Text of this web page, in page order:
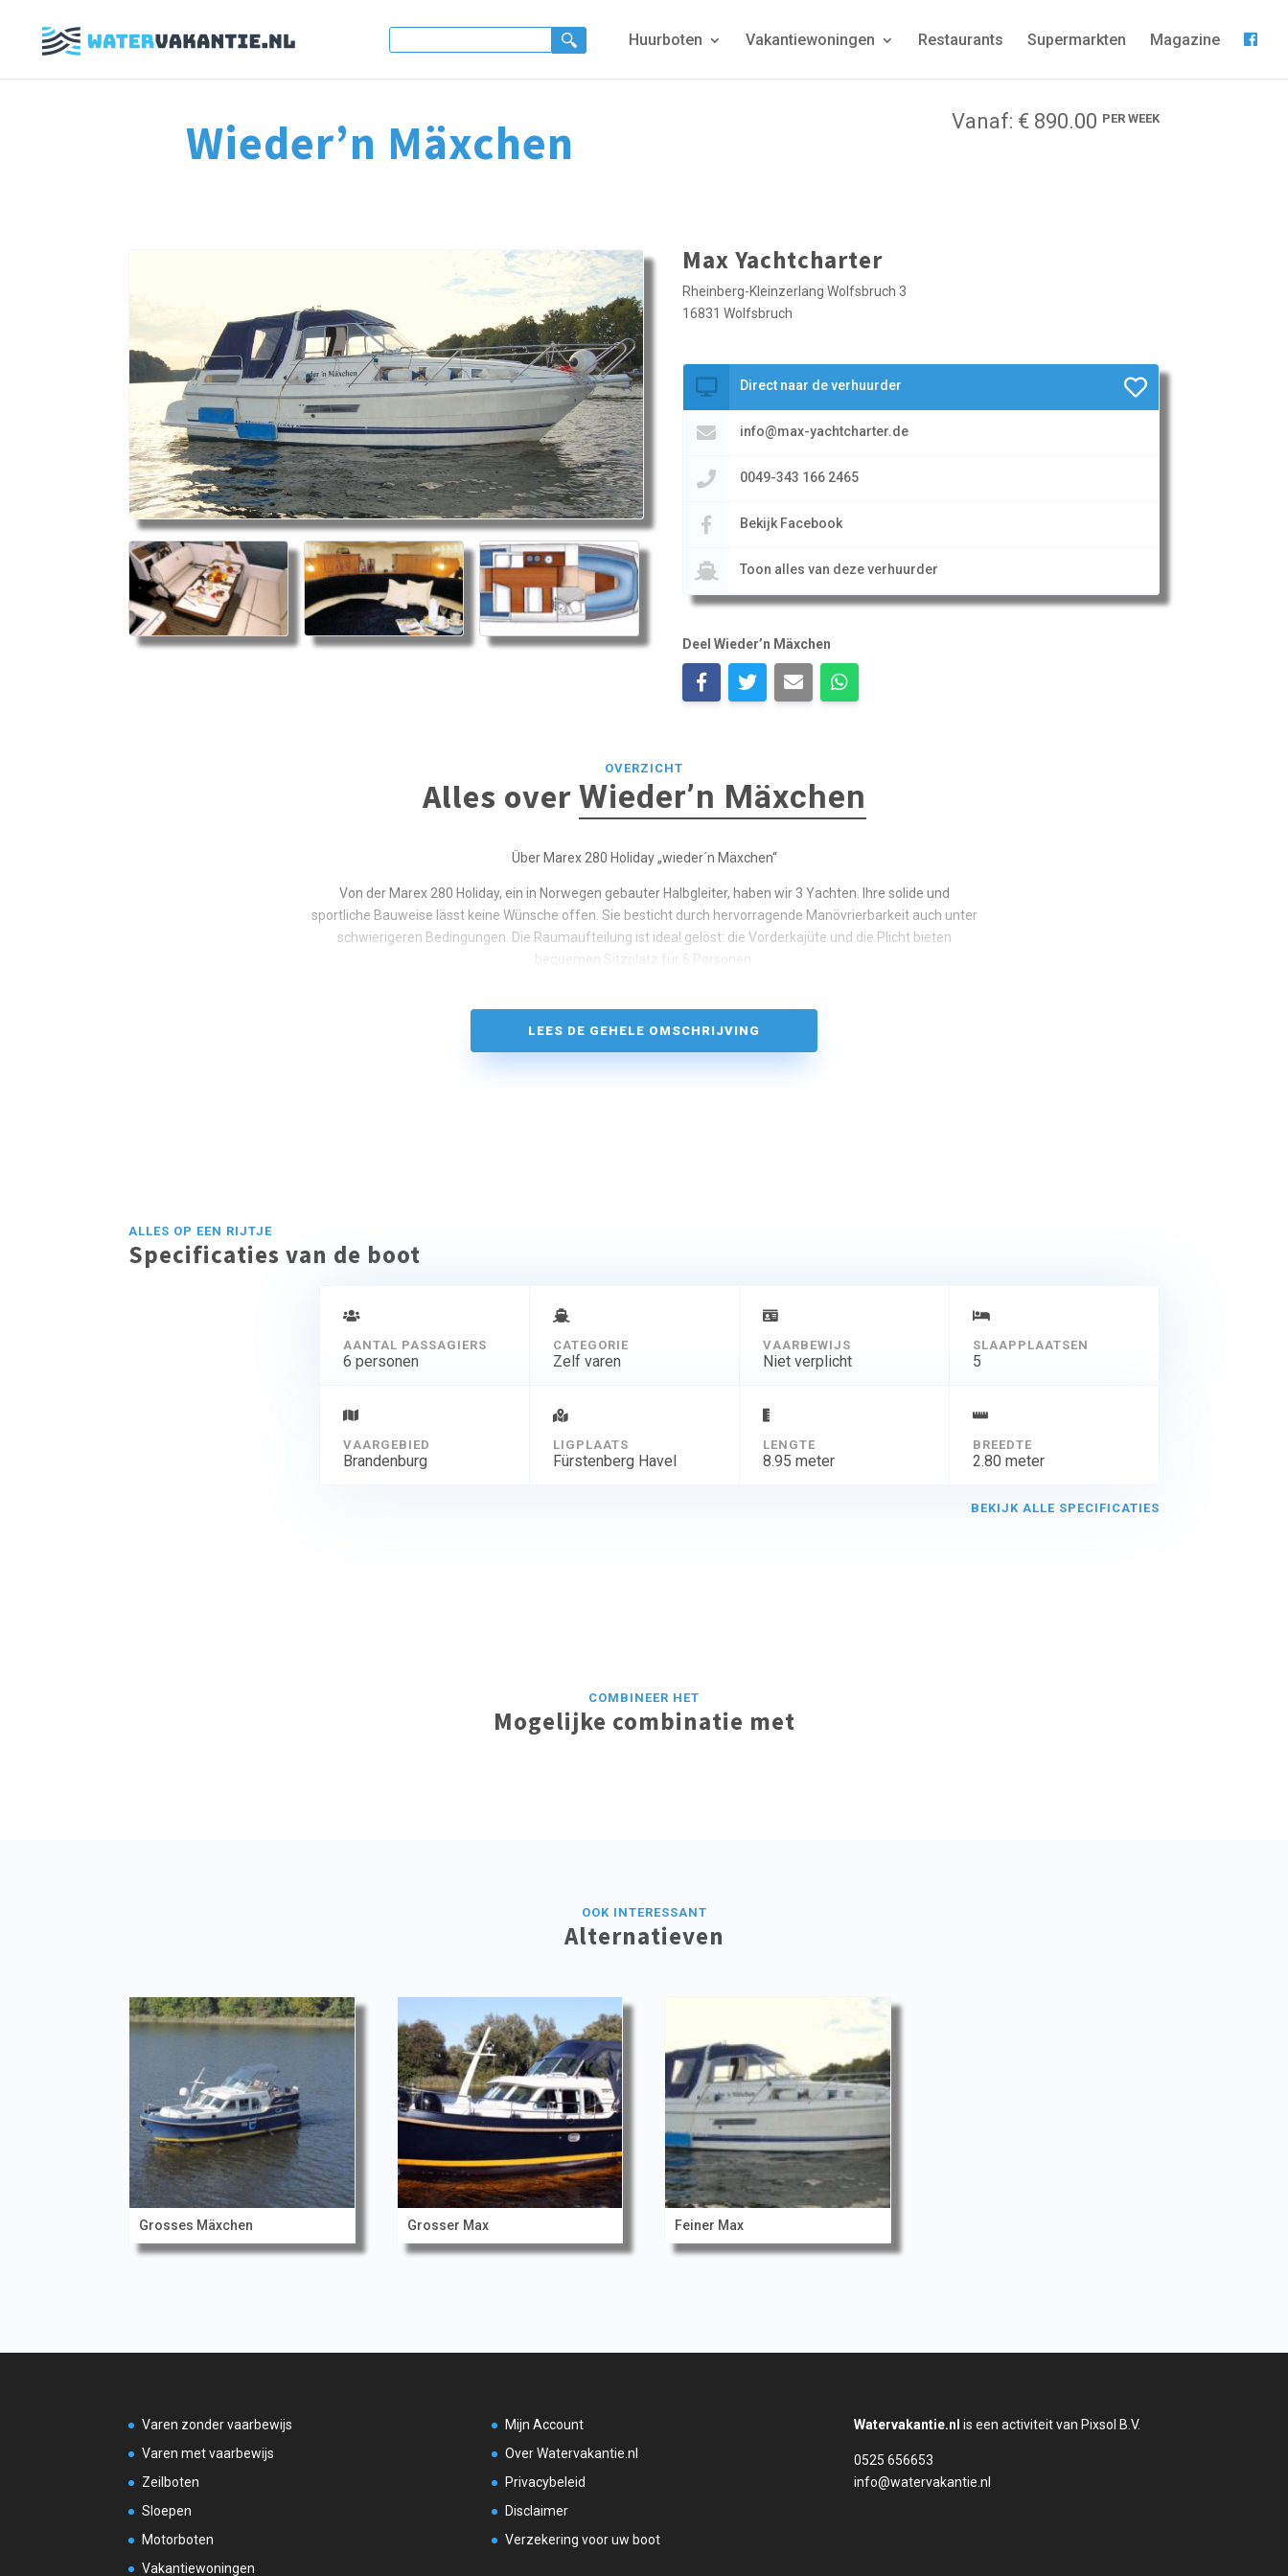
Huurboten Vakantiewoningen Restaurants Supermarkten Magazine
Wieder’n Mäxchen Vanaf: € 890.00 PER WEEK
Max Yachtcharter
Rheinberg-Kleinzerlang Wolfsbruch 3
16831 Wolfsbruch
Direct naar de verhuurder
info@max-yachtcharter.de
0049-343 166 2465
Bekijk Facebook
Toon alles van deze verhuurder
Deel Wieder’n Mäxchen
OVERZICHT
Alles over Wieder’n Mäxchen
Über Marex 280 Holiday „wieder´n Mäxchen“
Von der Marex 280 Holiday, ein in Norwegen gebauter Halbgleiter, haben wir 3 Yachten. Ihre solide und
sportliche Bauweise lässt keine Wünsche offen. Sie besticht durch hervorragende Manövrierbarkeit auch unter
schwierigeren Bedingungen. Die Raumaufteilung ist ideal gelöst: die Vorderkajüte und die Plicht bieten
bequemen Sitzplatz für 6 Personen.
LEES DE GEHELE OMSCHRIJVING
ALLES OP EEN RIJTJE
Specificaties van de boot
AANTAL PASSAGIERS
6 personen
CATEGORIE
Zelf varen
VAARBEWIJS
Niet verplicht
SLAAPPLAATSEN
5
VAARGEBIED
Brandenburg
LIGPLAATS
Fürstenberg Havel
LENGTE
8.95 meter
BREEDTE
2.80 meter
BEKIJK ALLE SPECIFICATIES
COMBINEER HET
Mogelijke combinatie met
OOK INTERESSANT
Alternatieven
Grosses Mäxchen Grosser Max Feiner Max
Varen zonder vaarbewijs
Varen met vaarbewijs
Zeilboten
Sloepen
Motorboten
Vakantiewoningen
Mijn Account
Over Watervakantie.nl
Privacybeleid
Disclaimer
Verzekering voor uw boot
Watervakantie.nl is een activiteit van Pixsol B.V.
0525 656653
info@watervakantie.nl